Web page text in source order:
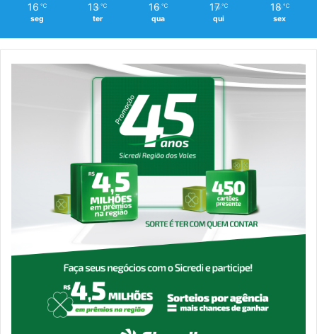
16 ℃
seg
13 ℃
ter
16 ℃
qua
17 ℃
qui
18 ℃
sex